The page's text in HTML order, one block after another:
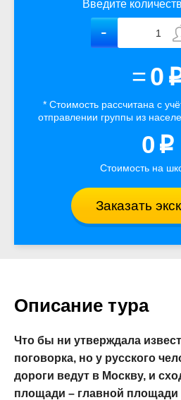
Введите
=0
* Стоимость рассчитана с
отправлении группы из
0 p
Стоимость на
Заказать
Описание тура
Что бы ни утверждала
поговорка, но у русского
дороги ведут в Москву, и
площади – главной площади